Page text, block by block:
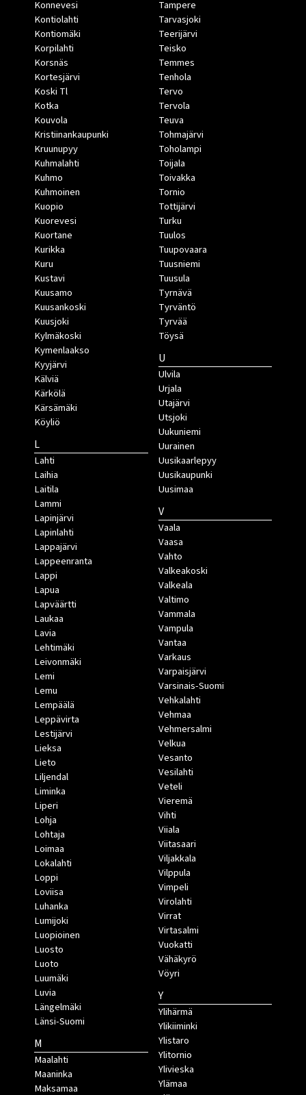
Konnevesi
Kontiolahti
Kontiomäki
Korpilahti
Korsnäs
Kortesjärvi
Koski Tl
Kotka
Kouvola
Kristiinankaupunki
Kruunupyy
Kuhmalahti
Kuhmo
Kuhmoinen
Kuopio
Kuorevesi
Kuortane
Kurikka
Kuru
Kustavi
Kuusamo
Kuusankoski
Kuusjoki
Kylmäkoski
Kymenlaakso
Kyyjärvi
Kälviä
Kärkölä
Kärsämäki
Köyliö
L
Lahti
Laihia
Laitila
Lammi
Lapinjärvi
Lapinlahti
Lappajärvi
Lappeenranta
Lappi
Lapua
Lapväärtti
Laukaa
Lavia
Lehtimäki
Leivonmäki
Lemi
Lemu
Lempäälä
Leppävirta
Lestijärvi
Lieksa
Lieto
Liljendal
Liminka
Liperi
Lohja
Lohtaja
Loimaa
Lokalahti
Loppi
Loviisa
Luhanka
Lumijoki
Luopioinen
Luosto
Luoto
Luumäki
Luvia
Längelmäki
Länsi-Suomi
M
Maalahti
Maaninka
Maksamaa
Tampere
Tarvasjoki
Teerijärvi
Teisko
Temmes
Tenhola
Tervo
Tervola
Teuva
Tohmajärvi
Toholampi
Toijala
Toivakka
Tornio
Tottijärvi
Turku
Tuulos
Tuupovaara
Tuusniemi
Tuusula
Tyrnävä
Tyrväntö
Tyrvää
Töysä
U
Ulvila
Urjala
Utajärvi
Utsjoki
Uukuniemi
Uurainen
Uusikaarlepyy
Uusikaupunki
Uusimaa
V
Vaala
Vaasa
Vahto
Valkeakoski
Valkeala
Valtimo
Vammala
Vampula
Vantaa
Varkaus
Varpaisjärvi
Varsinais-Suomi
Vehkalahti
Vehmaa
Vehmersalmi
Velkua
Vesanto
Vesilahti
Veteli
Vieremä
Vihti
Viiala
Viitasaari
Viljakkala
Vilppula
Vimpeli
Virolahti
Virrat
Virtasalmi
Vuokatti
Vähäkyrö
Vöyri
Y
Ylihärmä
Ylikiiminki
Ylistaro
Ylitornio
Ylivieska
Ylämaa